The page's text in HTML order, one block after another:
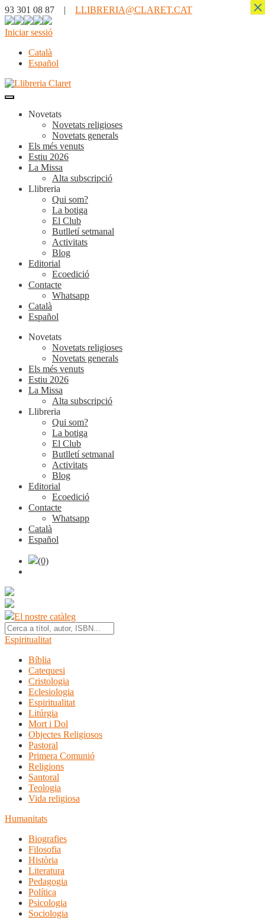
93 301 08 87 | LLIBRERIA@CLARET.CAT
Iniciar sessió
Català
Español
Novetats
Novetats religioses
Novetats generals
Els més venuts
Estiu 2026
La Missa
Alta subscripció
Llibreria
Qui som?
La botiga
El Club
Butlletí setmanal
Activitats
Blog
Editorial
Ecoedició
Contacte
Whatsapp
Català
Español
Novetats
Novetats religioses
Novetats generals
Els més venuts
Estiu 2026
La Missa
Alta subscripció
Llibreria
Qui som?
La botiga
El Club
Butlletí setmanal
Activitats
Blog
Editorial
Ecoedició
Contacte
Whatsapp
Català
Español
(0)
El nostre catàleg
Espiritualitat
Bíblia
Catequesi
Cristologia
Eclesiologia
Espiritualitat
Litúrgia
Mort i Dol
Objectes Religiosos
Pastoral
Primera Comunió
Religions
Santoral
Teologia
Vida religiosa
Humanitats
Biografies
Filosofia
Història
Literatura
Pedagogia
Política
Psicologia
Sociologia
×